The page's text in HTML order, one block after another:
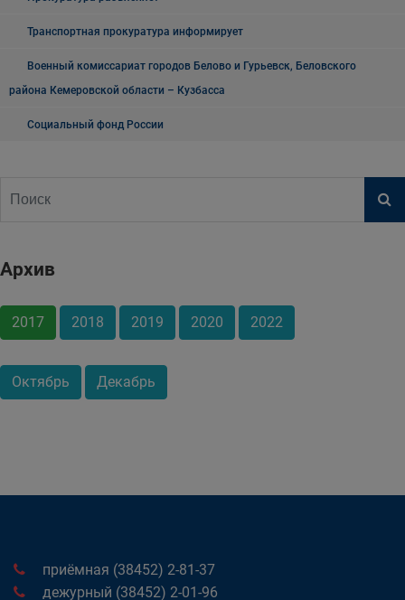
Транспортная прокуратура информирует
Военный комиссариат городов Белово и Гурьевск, Беловского
района Кемеровской области – Кузбасса
Социальный фонд России
Архив
2017 2018 2019 2020 2022
Октябрь Декабрь
приёмная (38452) 2-81-37
дежурный (38452) 2-01-96